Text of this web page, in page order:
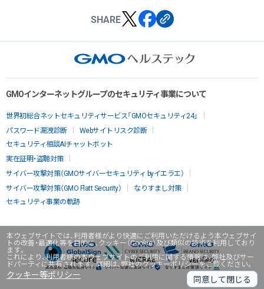
本ウェブサイトでは、利用者様がより快適にご利用いただけるよう本ウェブサイ
トの改善・最適化等を目的に、クッキー（Cookie）及び類似の技術を利用しており
ます。
これにより、利用者様の本ウェブサイトのご利用に関する情報は、弊社及びサー
ドパーティに共有されます。詳細は、弊社のクッキーポリシーをご覧ください。
クッキー等ポリシー 同意して閉じる
SHARE
GMOインターネットグループのセキュリティ事業について
世界初総合ネットセキュリティサービス「GMOセキュリティ24」
パスワード漏洩診断
Webサイトリスク診断
セキュリティ相談AIチャットボット
実在証明・盗聴対策
サイバー攻撃対策（GMOサイバーセキュリティ byイエラエ）
サイバー攻撃対策（GMO Flatt Security）
なりすまし対策
セキュリティ事業の軌跡